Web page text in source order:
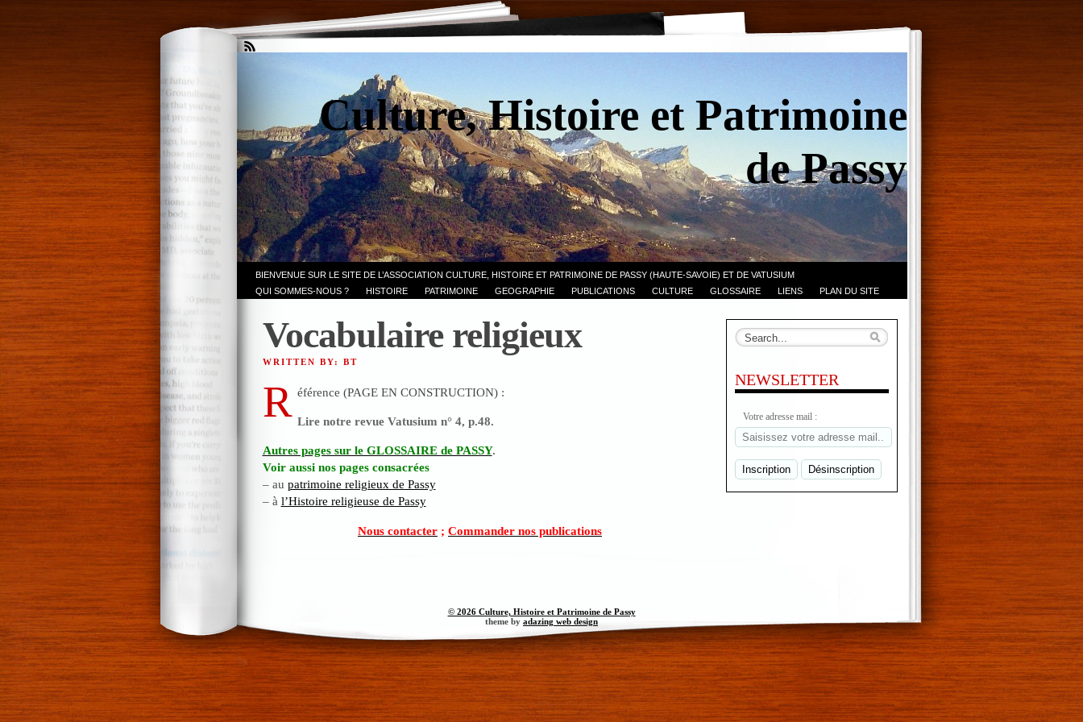
Culture, Histoire et Patrimoine
de Passy
BIENVENUE SUR LE SITE DE L’ASSOCIATION CULTURE, HISTOIRE ET PATRIMOINE DE PASSY (HAUTE-SAVOIE) ET DE VATUSIUM
QUI SOMMES-NOUS ?
HISTOIRE PATRIMOINE GEOGRAPHIE PUBLICATIONS CULTURE GLOSSAIRE LIENS PLAN DU SITE
Vocabulaire religieux
WRITTEN BY: BT
R éférence (PAGE EN CONSTRUCTION) :
Lire notre revue Vatusium n° 4, p.48.
Autres pages sur le GLOSSAIRE de PASSY.
Voir aussi nos pages consacrées
– au patrimoine religieux de Passy
– à l’Histoire religieuse de Passy
Nous contacter ; Commander nos publications
NEWSLETTER
Votre adresse mail :
© 2026 Culture, Histoire et Patrimoine de Passy
theme by adazing web design